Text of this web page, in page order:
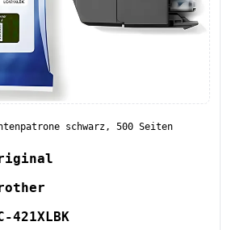
schwarz, 500 Seiten
421XLBK